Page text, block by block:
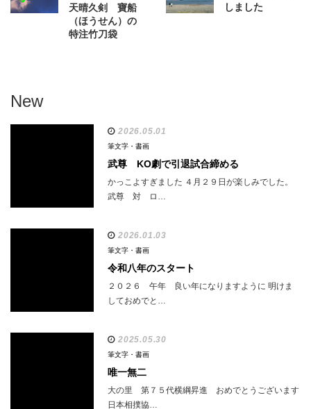
天晴久剣 寶船
（ほうせん）の
特注竹刀袋
しました
New
2026.05.01
筆文字・書画
武尊 KO劇で引退試合締める
かっこよすぎました ４月２９日が楽しみでした。
武尊 対 ロ…
2026.01.03
筆文字・書画
令和八年のスタート
２０２６ 午年 良い年になりますように 明けま
しておめでと…
2025.05.30
筆文字・書画
唯一無二
大の里 第７５代横綱昇進 おめでとうございます
日本相撲協…